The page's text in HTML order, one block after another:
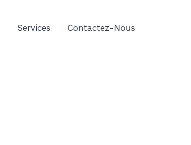
Services Contactez-Nous